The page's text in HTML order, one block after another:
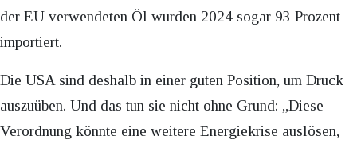
der EU verwendeten Öl wurden 2024 sogar 93 Prozent
importiert.
Die USA sind deshalb in einer guten Position, um Druck
auszuüben. Und das tun sie nicht ohne Grund: „Diese
Verordnung könnte eine weitere Energiekrise auslösen,